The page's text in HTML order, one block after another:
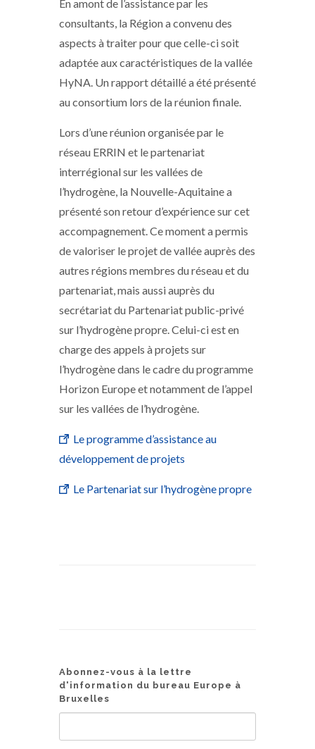
En amont de l’assistance par les
consultants, la Région a convenu des
aspects à traiter pour que celle-ci soit
adaptée aux caractéristiques de la vallée
HyNA. Un rapport détaillé a été présenté
au consortium lors de la réunion finale.
Lors d’une réunion organisée par le
réseau ERRIN et le partenariat
interrégional sur les vallées de
l’hydrogène, la Nouvelle-Aquitaine a
présenté son retour d’expérience sur cet
accompagnement. Ce moment a permis
de valoriser le projet de vallée auprès des
autres régions membres du réseau et du
partenariat, mais aussi auprès du
secrétariat du Partenariat public-privé
sur l’hydrogène propre. Celui-ci est en
charge des appels à projets sur
l’hydrogène dans le cadre du programme
Horizon Europe et notamment de l’appel
sur les vallées de l’hydrogène.
Le programme d’assistance au
développement de projets
Le Partenariat sur l’hydrogène propre
Abonnez-vous à la lettre
d'information du bureau Europe à
Bruxelles